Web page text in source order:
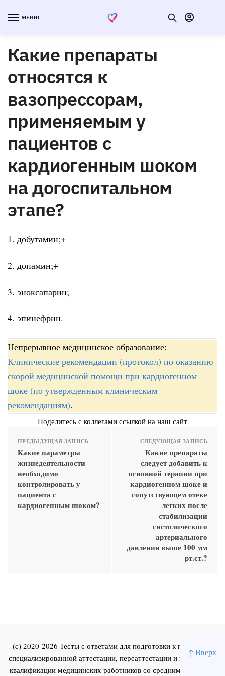
↑ Вверх
МЕНЮ
Какие препараты
относятся к
вазопрессорам,
применяемым у
пациентов с
кардиогенным шоком
на догоспитальном
этапе?
1. добутамин;+
2. допамин;+
3. эноксапарин;
4. эпинефрин.
Непрерывное медицинское образование:
Клинические рекомендации (протокол) по оказанию
скорой медицинской помощи при кардиогенном
шоке (по утвержденным клиническим
рекомендациям).
Поделитесь с коллегами ссылкой на наш сайт
ПРЕДЫДУЩАЯ ЗАПИСЬ
Какие параметры
жизнедеятельности
необходимо
контролировать у
пациента с
кардиогенным шоком?
СЛЕДУЮЩАЯ ЗАПИСЬ
Какие препараты
следует добавить к
основной терапии при
кардиогенном шоке и
сопутствующем отеке
легких после
стабилизации
систолического
артериального
давления выше 100 мм
рт.ст.?
(c) 2020-2026 Тесты с ответами для подготовки к первичной
специализированной аттестации, переаттестации и повышения
квалификации медицинских работников со средним и высшим